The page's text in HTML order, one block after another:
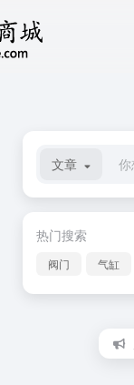
文章
热门搜索
阀门 气缸